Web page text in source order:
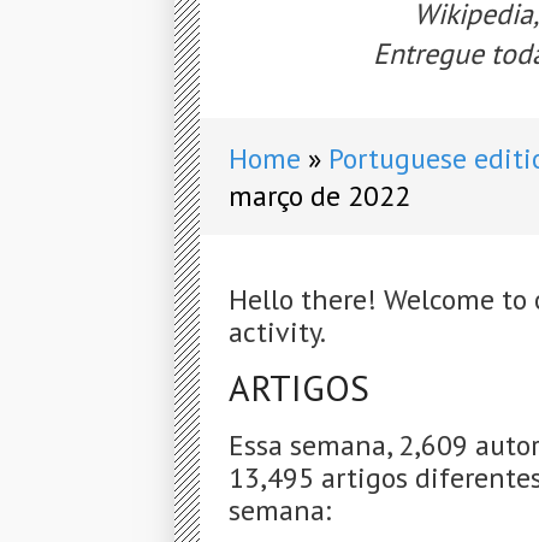
Entregue
Home
Portuguese
março de 2022
Hello there! Welcome
activity.
ARTIGOS
Essa semana, 2,609
13,495 artigos
semana: